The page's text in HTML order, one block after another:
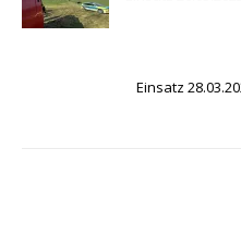
Einsatz